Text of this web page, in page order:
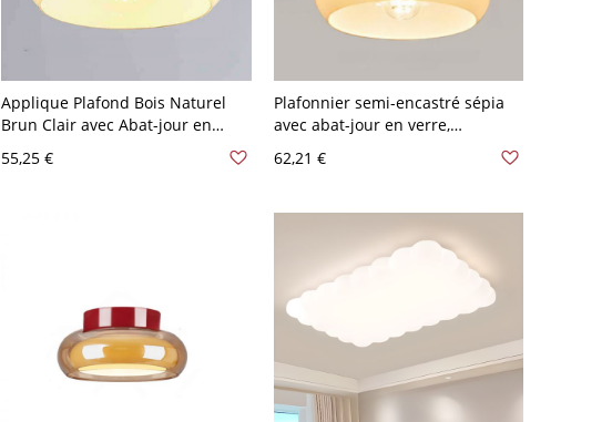
Applique Plafond Bois Naturel
Brun Clair avec Abat-jour en
LED/Incandescent/Fluorescent
55,25 €
Plafonnier semi-encastré sépia
avec abat-jour en verre,
forme angulaire, 1 lumière,
62,21 €